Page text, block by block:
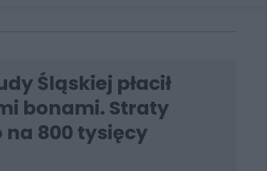
Śląskiej płacił
bonami. Straty
800 tysięcy